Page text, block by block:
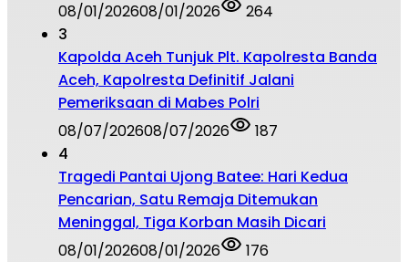
08/01/202608/01/2026
264
3
Kapolda Aceh Tunjuk Plt. Kapolresta Banda
Aceh, Kapolresta Definitif Jalani
Pemeriksaan di Mabes Polri
08/07/202608/07/2026
187
4
Tragedi Pantai Ujong Batee: Hari Kedua
Pencarian, Satu Remaja Ditemukan
Meninggal, Tiga Korban Masih Dicari
08/01/202608/01/2026
176